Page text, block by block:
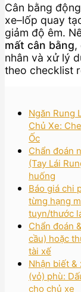
Cân bằng
xe–lốp quay
giảm độ êm.
mất cân bằng,
nhân và xử lý
theo checklist
Ngăn Rung
Chủ Xe:
Ốc
Chẩn đoán
(Tay Lái
huống
Báo giá chi
từng hạng
tuyn/thước
Chẩn đoán
cầu) hoặc
tài xế
Nhận biết &
(vỏ) phù:
cho chủ xe